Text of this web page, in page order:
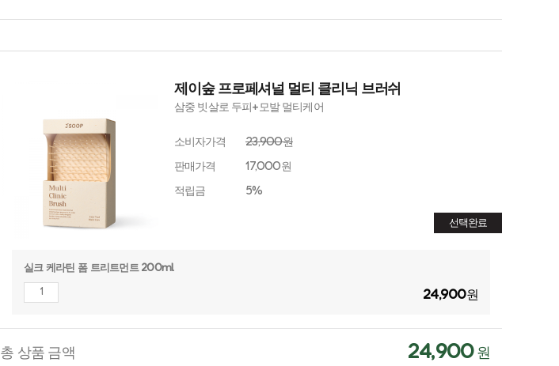
제이숲 프로페셔널 멀티 클리닉 브러쉬
삼중 빗살로 두피+모발 멀티케어
소비자가격
23,900원
판매가격
17,000원
적립금
5%
선택완료
실크 케라틴 폼 트리트먼트 200ml
24,900원
총 상품 금액 24,900원